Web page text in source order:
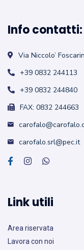
Info contatti:
Via Niccolo’
+39 0832 244113
+39 0832 244840
FAX: 0832 244663
carofalo.srl@pec.it
Link utili
Area riservata
Lavora con noi